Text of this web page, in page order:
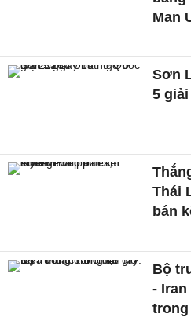
Man
Sơn
5
Thái
bán
Bộ
- Iran